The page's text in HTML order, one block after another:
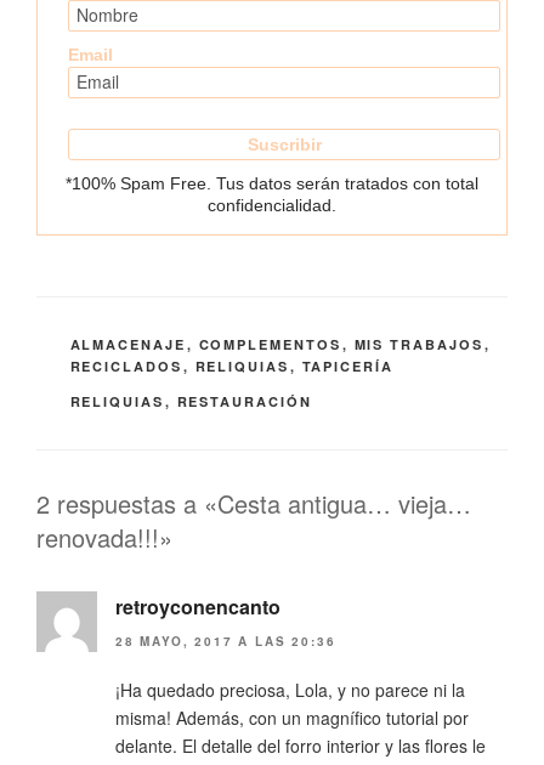
Email
*100% Spam Free. Tus datos serán tratados con total
confidencialidad.
CATEGORÍAS
ALMACENAJE , COMPLEMENTOS , MIS TRABAJOS ,
RECICLADOS , RELIQUIAS , TAPICERÍA
ETIQUETAS
RELIQUIAS , RESTAURACIÓN
2 respuestas a «Cesta antigua… vieja…
renovada!!!»
retroyconencanto
28 MAYO, 2017 A LAS 20:36
¡Ha quedado preciosa, Lola, y no parece ni la
misma! Además, con un magnífico tutorial por
delante. El detalle del forro interior y las flores le